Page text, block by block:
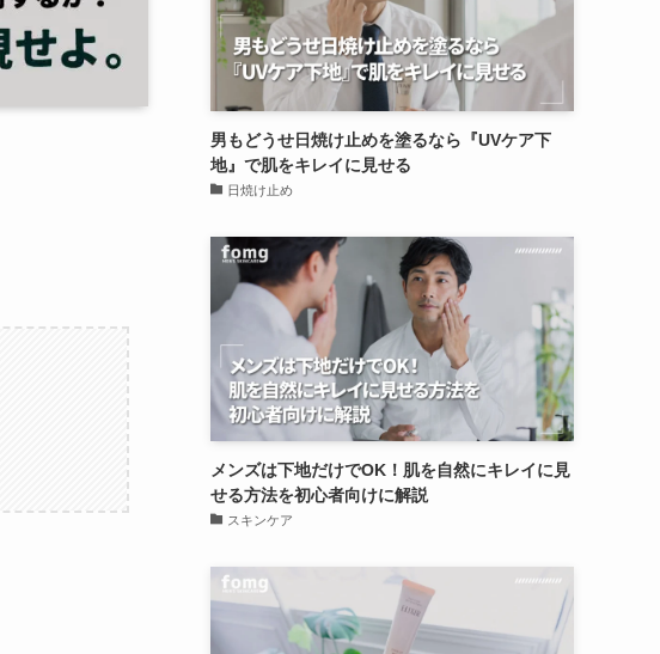
男もどうせ日焼け止めを塗るなら『UVケア下
地』で肌をキレイに見せる
日焼け止め
メンズは下地だけでOK！肌を自然にキレイに見
せる方法を初心者向けに解説
スキンケア